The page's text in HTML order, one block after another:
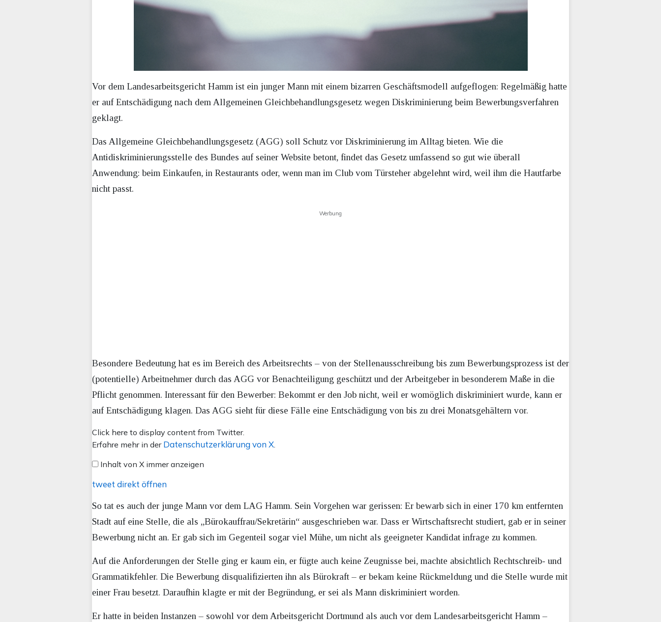
Vor dem Landesarbeitsgericht Hamm ist ein junger Mann mit einem bizarren Geschäftsmodell aufgeflogen: Regelmäßig hatte
er auf Entschädigung nach dem Allgemeinen Gleichbehandlungsgesetz wegen Diskriminierung beim Bewerbungsverfahren
geklagt.
Das Allgemeine Gleichbehandlungsgesetz (AGG) soll Schutz vor Diskriminierung im Alltag bieten. Wie die
Antidiskriminierungsstelle des Bundes auf seiner Website betont, findet das Gesetz umfassend so gut wie überall
Anwendung: beim Einkaufen, in Restaurants oder, wenn man im Club vom Türsteher abgelehnt wird, weil ihm die Hautfarbe
nicht passt.
Werbung
Besondere Bedeutung hat es im Bereich des Arbeitsrechts – von der Stellenausschreibung bis zum Bewerbungsprozess ist der
(potentielle) Arbeitnehmer durch das AGG vor Benachteiligung geschützt und der Arbeitgeber in besonderem Maße in die
Pflicht genommen. Interessant für den Bewerber: Bekommt er den Job nicht, weil er womöglich diskriminiert wurde, kann er
auf Entschädigung klagen. Das AGG sieht für diese Fälle eine Entschädigung von bis zu drei Monatsgehältern vor.
Inhalt
von
anzeigen
Click here to display content from Twitter.
Erfahre mehr in der Datenschutzerklärung von X.
Inhalt von X immer anzeigen
tweet direkt öffnen
So tat es auch der junge Mann vor dem LAG Hamm. Sein Vorgehen war gerissen: Er bewarb sich in einer 170 km entfernten
Stadt auf eine Stelle, die als „Bürokauffrau/Sekretärin“ ausgeschrieben war. Dass er Wirtschaftsrecht studiert, gab er in seiner
Bewerbung nicht an. Er gab sich im Gegenteil sogar viel Mühe, um nicht als geeigneter Kandidat infrage zu kommen.
Auf die Anforderungen der Stelle ging er kaum ein, er fügte auch keine Zeugnisse bei, machte absichtlich Rechtschreib- und
Grammatikfehler. Die Bewerbung disqualifizierten ihn als Bürokraft – er bekam keine Rückmeldung und die Stelle wurde mit
einer Frau besetzt. Daraufhin klagte er mit der Begründung, er sei als Mann diskriminiert worden.
Er hatte in beiden Instanzen – sowohl vor dem Arbeitsgericht Dortmund als auch vor dem Landesarbeitsgericht Hamm –